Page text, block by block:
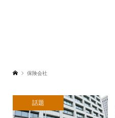
保険会社
話題